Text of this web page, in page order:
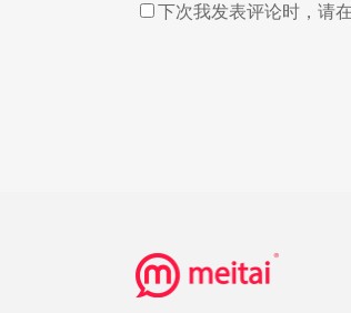
下次我发表评论时，请